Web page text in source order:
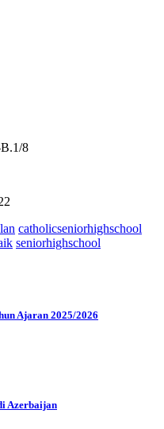
8
catholicseniorhighschool
seniorhighschool
Ajaran 2025/2026
Azerbaijan